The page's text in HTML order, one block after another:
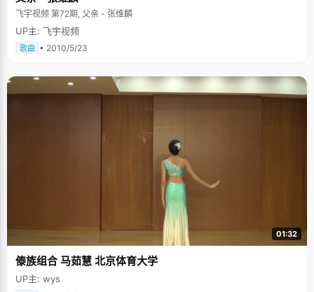
飞宇视频 第72期, 父亲 - 张维麟
UP主: 飞宇视频
歌曲 • 2010/5/23
01:32
傣族组合 马茹慧 北京体育大学
UP主: wys